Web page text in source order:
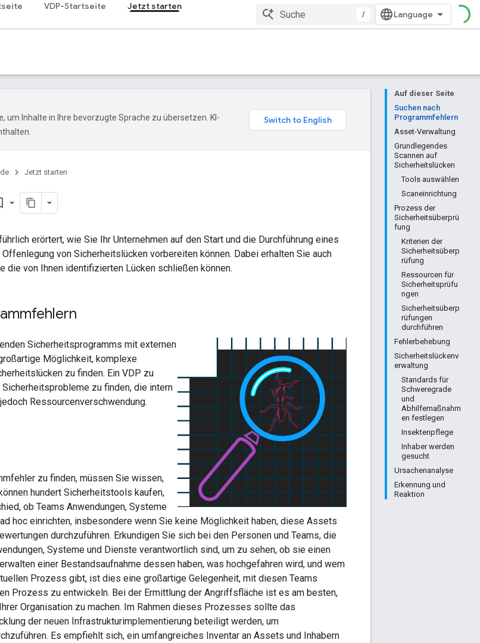
VDP-Startseite Jetzt starten
/
Auf dieser Seite
Suchen nach
Programmfehlern
Asset-Verwaltung
Grundlegendes
Scannen auf
Sicherheitslücken
Tools auswählen
Scaneinrichtung
Prozess der
Sicherheitsüberprü
fung
Kriterien der
Sicherheitsüberp
rüfung
Ressourcen für
Sicherheitsprüfu
ngen
Sicherheitsüberp
rüfungen
durchführen
Fehlerbehebung
Sicherheitslückenv
erwaltung
Standards für
Schweregrade
und
Abhilfemaßnahm
en festlegen
Insektenpflege
Inhaber werden
gesucht
Ursachenanalyse
Erkennung und
Reaktion
um Inhalte in Ihre bevorzugte Sprache zu übersetzen. KI-
Jetzt starten
erörtert, wie Sie Ihr Unternehmen auf den Start und die Durchführung eines
von Sicherheitslücken vorbereiten können. Dabei erhalten Sie auch
die von Ihnen identifizierten Lücken schließen können.
Sicherheitsprogramms mit externen
Möglichkeit, komplexe
zu finden. Ein VDP zu
zu finden, die intern
Ressourcenverschwendung.
zu finden, müssen Sie wissen,
hundert Sicherheitstools kaufen,
ob Teams Anwendungen, Systeme
hoc einrichten, insbesondere wenn Sie keine Möglichkeit haben, diese Assets
durchzuführen. Erkundigen Sie sich bei den Personen und Teams, die
Systeme und Dienste verantwortlich sind, um zu sehen, ob sie einen
einer Bestandsaufnahme dessen haben, was hochgefahren wird, und wem
Prozess gibt, ist dies eine großartige Gelegenheit, mit diesen Teams
Prozess zu entwickeln. Bei der Ermittlung der Angriffsfläche ist es am besten,
Organisation zu machen. Im Rahmen dieses Prozesses sollte das
der neuen Infrastrukturimplementierung beteiligt werden, um
Es empfiehlt sich, ein umfangreiches Inventar an Assets und Inhabern